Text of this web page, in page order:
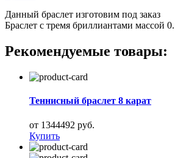
Данный браслет изготовим под заказ
Браслет с тремя бриллиантами массой
Рекомендуемые товары:
Теннисный браслет 8 карат
от 1344492 руб.
Купить